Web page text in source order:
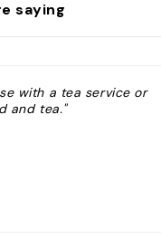
saying
with a tea service or
and tea."